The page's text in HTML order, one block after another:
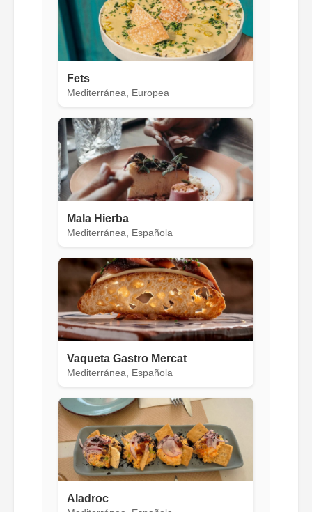
Fets
Mediterránea, Europea
Mala Hierba
Mediterránea, Española
Vaqueta Gastro Mercat
Mediterránea, Española
Aladroc